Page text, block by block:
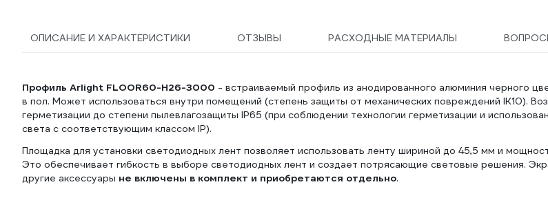
ОПИСАНИЕ И ХАРАКТЕРИСТИКИ ОТЗЫВЫ РАСХОДНЫЕ МАТЕРИАЛЫ
Профиль Arlight FLOOR60-H26-3000 - встраиваемый профиль из анодированного алюминия черного
в пол. Может использоваться внутри помещений (степень защиты от механических повреждений IK10).
герметизации до степени пылевлагозащиты IP65 (при соблюдении технологии герметизации и
света с соответствующим классом IP).
Площадка для установки светодиодных лент позволяет использовать ленту шириной до 45,5 мм и
Это обеспечивает гибкость в выборе светодиодных лент и создает потрясающие световые решения.
другие аксессуары не включены в комплект и приобретаются отдельно.